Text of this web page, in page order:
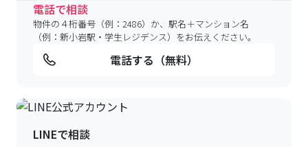
電話で相談
物件の４桁番号（例：2486）か、駅名＋マンション名
（例：新小岩駅・学生レジデンス）をお伝えください。
電話する（無料）
LINEで相談